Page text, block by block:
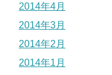
2014年4月
2014年3月
2014年2月
2014年1月